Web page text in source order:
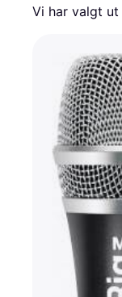
Vi har valgt